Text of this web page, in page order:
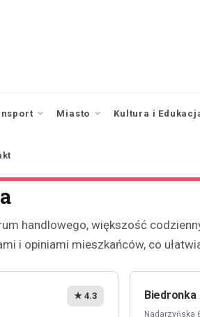
Miasto Kultura i
handlowego, większość
i opiniami mieszkańców, co
★ 4.3 Biedronka
Nadarzyńska